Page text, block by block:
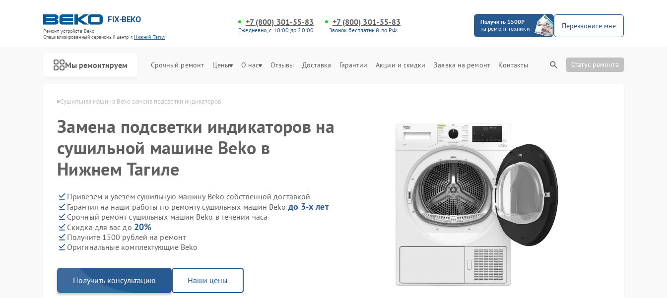
FIX-BEKO
Ремонт устройств Beko
Специализированный cервисный центр г.Нижний Тагил
+7 (800) 301-55-83
Ежедневно, с 10:00 до 20:00
+7 (800) 301-55-83
Звонок бесплатный по РФ
Получить 1500₽
на ремонт техники
Перезвоните мне
Мы ремонтируем Срочный ремонт Цены О нас Отзывы Доставка Гарантии Акции и скидки Заявка на ремонт Контакты Статус ремонта
в Нижнем Тагиле Сушильная машина Beko замена подсветки индикаторов
Замена подсветки индикаторов на
сушильной машине Beko в
Нижнем Тагиле
Привезем и увезем сушильную машину Beko собственной доставкой
Гарантия на наши работы по ремонту сушильных машин Beko до 3-х лет
Срочный ремонт сушильных машин Beko в течении часа
Скидка для вас до 20%
Получите 1500 рублей на ремонт
Оригинальные комплектующие Beko
Получить консультацию Наши цены